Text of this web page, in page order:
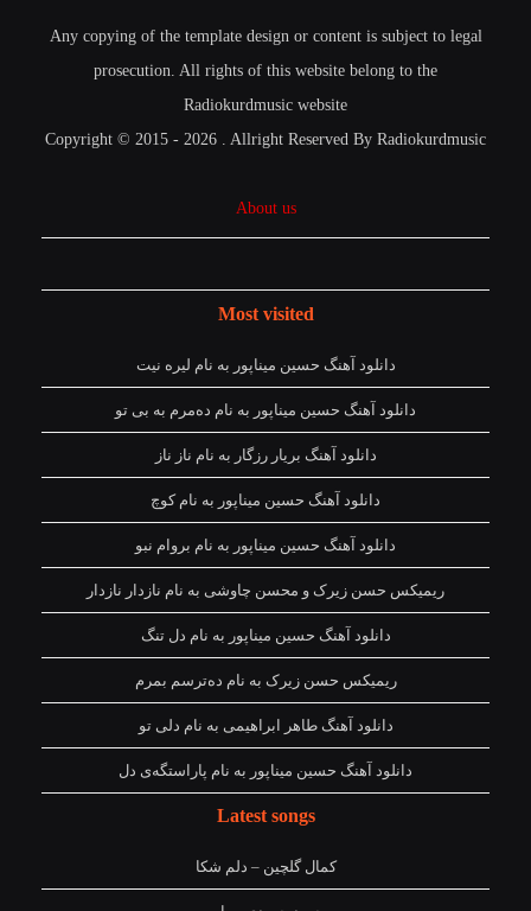
Any copying of the template design or content is subject to legal
prosecution. All rights of this website belong to the
Radiokurdmusic website
Copyright © 2015 - 2026 . Allright Reserved By Radiokurdmusic
About us
Most visited
دانلود آهنگ حسین میناپور به نام لیره نیت
دانلود آهنگ حسین میناپور به نام دەمرم بە بی تو
دانلود آهنگ بریار رزگار به نام ناز ناز
دانلود آهنگ حسین میناپور به نام کوچ
دانلود آهنگ حسین میناپور به نام بروام نبو
ریمیکس حسن زیرک و محسن چاوشی به نام نازدار نازدار
دانلود آهنگ حسین میناپور به نام دل تنگ
ریمیکس حسن زیرک به نام دەترسم بمرم
دانلود آهنگ طاهر ابراهیمی به نام دلی تو
دانلود آهنگ حسین میناپور به نام پاراستگەی دل
Latest songs
کمال گلچین – دلم شکا